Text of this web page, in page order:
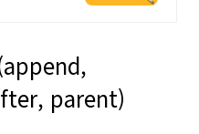
parent)